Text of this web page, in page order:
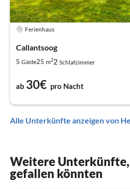
Ferienhaus
Callantsoog
5 Gäste25 m22 Schlafzimmer
ab 30€ pro Nacht
Alle Unterkünfte anzeigen von
Weitere Unterkünfte,
gefallen könnten